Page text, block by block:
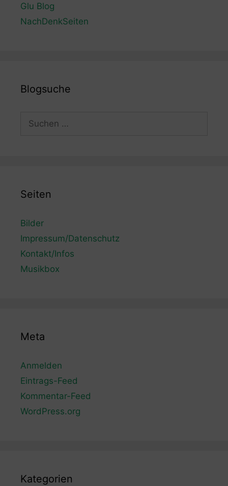
Glu Blog
NachDenkSeiten
Blogsuche
Seiten
Bilder
Impressum/Datenschutz
Kontakt/Infos
Musikbox
Meta
Anmelden
Eintrags-Feed
Kommentar-Feed
WordPress.org
Kategorien